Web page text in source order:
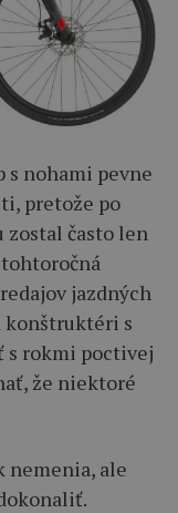
s nohami pevne
pretože po
zostal často len
jazdných
konštruktéri s
s rokmi poctivej
že niektoré
nemenia, ale